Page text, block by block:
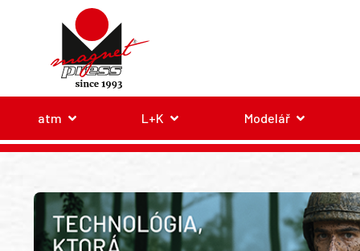
atm L+K Modelář